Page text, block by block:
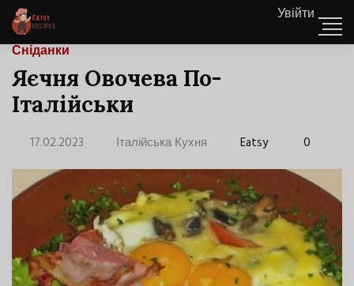
Увійти
Сніданки
Яєчня Овочева По-
Італійськи
17.02.2023 Італійська Кухня Eatsy 0